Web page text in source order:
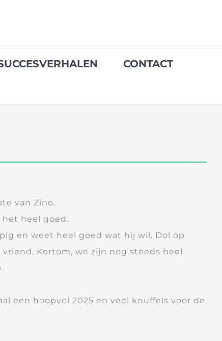
CONTACT
van Zino.
heel goed.
en weet heel goed wat hij wil. Dol op
Kortom, we zijn nog steeds heel
een hoopvol 2025 en veel knuffels voor de